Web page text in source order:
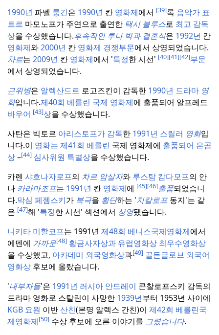
1990년 파벨 룽긴은 1990년 칸 영화제에서 [39]록 음악가 표
트르 마모노프가 주연으로 출연한 택시 블루스로 최고 감독
상을 수상했습니다.후속작인 루나 박과 결혼식은 1992년 칸
영화제와2000년 칸 영화제 경쟁부문에서 상영되었습니다.
차르는 2009년 칸 영화제에서 '특정한 시선' [40][41][42]부문
에서 상영되었습니다.
근위병은 알렉산드르 로고즈킨이 감독한 1990년 드라마 영
화입니다.제40회 베를린 국제 영화제에 출품되어 알프레드
바우어 [43]상을 수상했습니다.
사탄은 빅토르 아리스토프가 감독한 1991년 스릴러 영화입
니다.이 영화는 제41회 베를린 국제 영화제에 출품되어 은곰
상–[44] 심사위원 특별상을 수상했습니다.
카렌 샤흐나자로프의 차르 암살자와 루스탐 캄다모프의 안
나 카라마조프는 1991년 칸 영화제에 [45][46]출품되었습니
다.막심 페젬스키가 북극을 횡단하는 '치칼로프동지'는 같
은 [47]해 '특정한 시선' 섹션에서 상영됐습니다.
니키타 미할코프는 1991년 제48회 베니스국제영화제에서
에덴에 가까운[48] 황금사자상과 유럽영화상 최우수영화상
을 수상했고, 아카데미 외국영화상과[49] 골든글로브 외국어
영화상 후보에 올랐습니다.
'내부자들'은 1991년 러시아 안드레이 콘찰로프스키 감독의
드라마 영화로 스탈린이 사망한 1939년부터 1953년 사이에
KGB 요원 이반산친(본명 알렉스 간친)이 제42회 베를린국
제영화제[50] 수상 후보에 오른 이야기를 그렸습니다.